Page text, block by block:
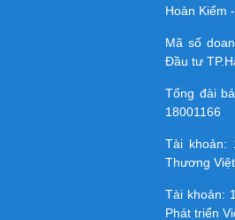
Hoàn Kiếm
Mã số
Đầu tư
Tổng đài
18001166
Tài khoản:
Thương
Tài khoản:
Phát triển